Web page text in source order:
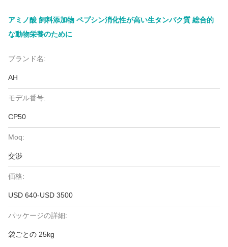
アミノ酸 飼料添加物 ペプシン消化性が高い生タンパク質 総合的
な動物栄養のために
ブランド名:
AH
モデル番号:
CP50
Moq:
交渉
価格:
USD 640-USD 3500
パッケージの詳細:
袋ごとの 25kg